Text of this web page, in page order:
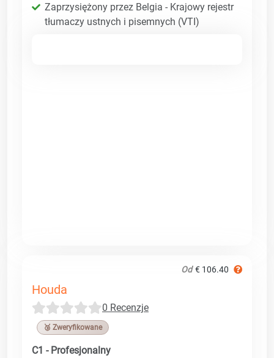
Zaprzysiężony przez Belgia - Krajowy rejestr
tłumaczy ustnych i pisemnych (VTI)
Od € 106.40
Houda
0 Recenzje
🥉 Zweryfikowane
C1 - Profesjonalny